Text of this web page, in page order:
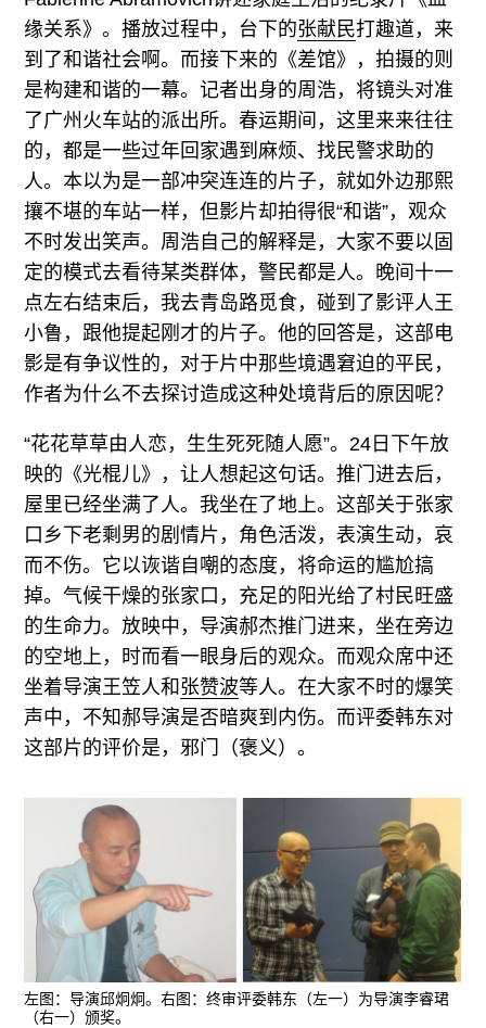
缘关系》。播放过程中，台下的张献民打趣道，来
到了和谐社会啊。而接下来的《差馆》，拍摄的则
是构建和谐的一幕。记者出身的周浩，将镜头对准
了广州火车站的派出所。春运期间，这里来来往往
的，都是一些过年回家遇到麻烦、找民警求助的
人。本以为是一部冲突连连的片子，就如外边那熙
攘不堪的车站一样，但影片却拍得很“和谐”，观众
不时发出笑声。周浩自己的解释是，大家不要以固
定的模式去看待某类群体，警民都是人。晚间十一
点左右结束后，我去青岛路觅食，碰到了影评人王
小鲁，跟他提起刚才的片子。他的回答是，这部电
影是有争议性的，对于片中那些境遇窘迫的平民，
作者为什么不去探讨造成这种处境背后的原因呢？
“花花草草由人恋，生生死死随人愿”。24日下午放
映的《光棍儿》，让人想起这句话。推门进去后，
屋里已经坐满了人。我坐在了地上。这部关于张家
口乡下老剩男的剧情片，角色活泼，表演生动，哀
而不伤。它以诙谐自嘲的态度，将命运的尴尬搞
掉。气候干燥的张家口，充足的阳光给了村民旺盛
的生命力。放映中，导演郝杰推门进来，坐在旁边
的空地上，时而看一眼身后的观众。而观众席中还
坐着导演王笠人和 张赞波等人。在大家不时的爆笑
声中，不知郝导演是否暗爽到内伤。而评委韩东对
这部片的评价是，邪门（褒义）。
左图：导演邱炯炯。右图：终审评委韩东（左一）为导演李睿珺
（右一）颁奖。